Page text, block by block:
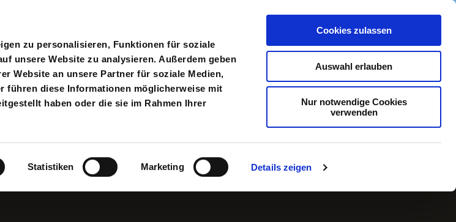
zu personalisieren, Funktionen für soziale
unsere Website zu analysieren. Außerdem geben
Website an unsere Partner für soziale Medien,
führen diese Informationen möglicherweise mit
haben oder die sie im Rahmen Ihrer
Statistiken Marketing Details zeigen
Cookies zulassen
Auswahl erlauben
Nur notwendige Cookies
verwenden
input Suche Anmelden Anmeldung